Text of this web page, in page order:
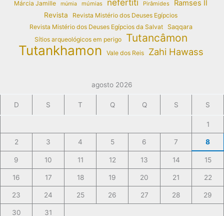
Márcia Jamille múmia múmias nefertiti Pirâmides Ramses II
Revista
Revista Mistério dos Deuses Egípcios
Revista Mistério dos Deuses Egípcios da Salvat
Saqqara
Sítios arqueológicos em perigo
Tutancâmon
Tutankhamon Vale dos Reis Zahi Hawass
agosto 2026
D S T Q Q S S
1
2 3 4 5 6 7 8
9 10 11 12 13 14 15
16 17 18 19 20 21 22
23 24 25 26 27 28 29
30 31